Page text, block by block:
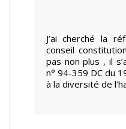
J’ai cherché la
conseil
pas non plus , il
n° 94-359 DC du
à la diversité de